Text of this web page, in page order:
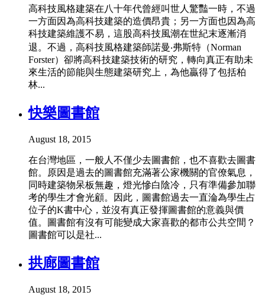
高科技風格建築在八十年代曾經叫世人驚豔一時，不過
一方面因為高科技建築的造價昂貴；另一方面也因為高
科技建築維護不易，這股高科技風潮在世紀末逐漸消
退。不過，高科技風格建築師諾曼‧弗斯特（Norman
Forster）卻將高科技建築技術的研究，轉向真正有助未
來生活的節能與生態建築研究上，為他贏得了包括柏
林...
快樂圖書館
August 18, 2015
在台灣地區，一般人不僅少去圖書館，也不喜歡去圖書
館。原因是過去的圖書館充滿著公家機關的官僚氣息，
同時建築物呆板無趣，燈光慘白陰冷，只有準備參加聯
考的學生才會光顧。因此，圖書館過去一直淪為學生占
位子的K書中心，並沒有真正發揮圖書館的意義與價
值。圖書館有沒有可能變成大家喜歡的都市公共空間？
圖書館可以是社...
拱廊圖書館
August 18, 2015